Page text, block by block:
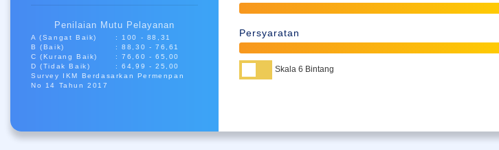
Penilaian Mutu Pelayanan
A (sangat Baik)
: 100 - 88,31
B (baik)
: 88,30 - 76,61
C (kurang Baik)
: 76,60 - 65,00
D (tidak Baik)
: 64,99 - 25,00
Survey IKM Berdasarkan Permenpan
No 14 Tahun 2017
Persyaratan
Skala 6 Bintang